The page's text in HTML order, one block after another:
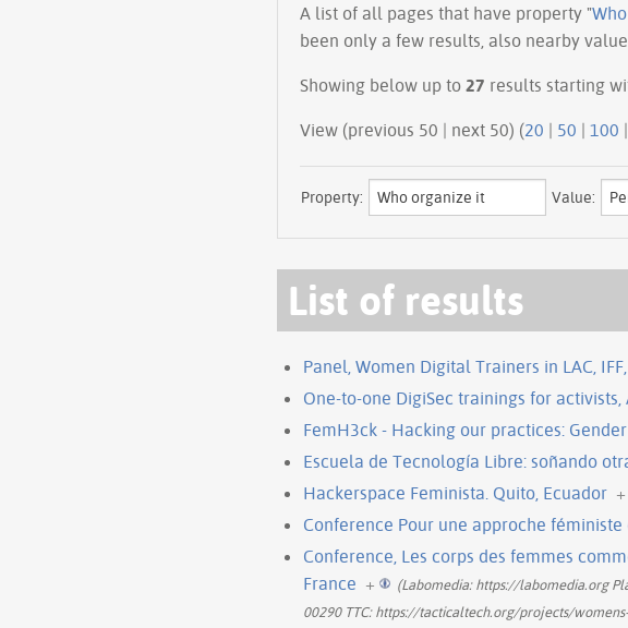
A list of all pages that have property "
been only a few results, also nearby
Showing below up to 27 results starting
View (previous 50 | next 50) (20 | 50 | 100 |
Property: Value:
List of results
Panel, Women Digital Trainers in LAC,
One-to-one DigiSec trainings for activists,
FemH3ck - Hacking our practices:
Escuela de Tecnología Libre: soñando
Hackerspace Feminista. Quito, Ecuador +
Conference Pour une approche
Conference, Les corps des femmes
France +
(Labomedia: https://labomedia.org
00290 TTC: https://tacticaltech.org/projects/